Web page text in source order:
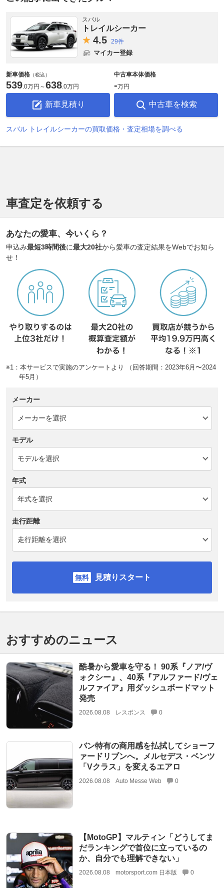
スバル
トレイルシーカー
4.5 29件
マイカー登録
新車価格 （税込）
539.0万円 ～638.0万円
新車見積り
中古車本体価格
-万円
中古車を検索
スバル トレイルシーカーの買取価格・査定相場を調べる
車査定を依頼する
あなたの愛車、今いくら？
申込み最短3時間後に最大20社から愛車の査定結果をWebでお知ら
せ！
※1：本サービスで実施のアンケートより （回答期間：2023年6月〜2024
年5月）
メーカー
モデル
年式
走行距離
見積りスタート
おすすめのニュース
酷暑から愛車を守る！ 90系『ノア/ヴ
ォクシー』、40系『アルファード/ヴェ
ルファイア』用ダッシュボードマット
発売
2026.08.08 レスポンス 0
バン特有の商用感を払拭してショーフ
ァードリブンへ。メルセデス・ベンツ
「Vクラス」を変えるエアロ
2026.08.08 Auto Messe Web 0
【MotoGP】マルティン「どうしてま
だランキングで首位に立っているの
か、自分でも理解できない」
2026.08.08 motorsport.com 日本版 0